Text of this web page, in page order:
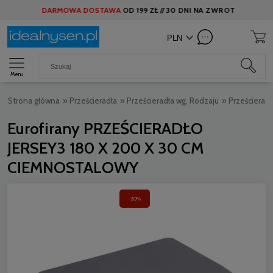
DARMOWA DOSTAWAOD199 ZŁ //30 DNI NA ZWROT
Menu
Strona główna » Prześcieradła » Prześcieradła wg. Rodzaju »
Eurofirany PRZEŚCIERADŁO
JERSEY3 180 X 200 X 30 CM
CIEMNOSTALOWY
-20%